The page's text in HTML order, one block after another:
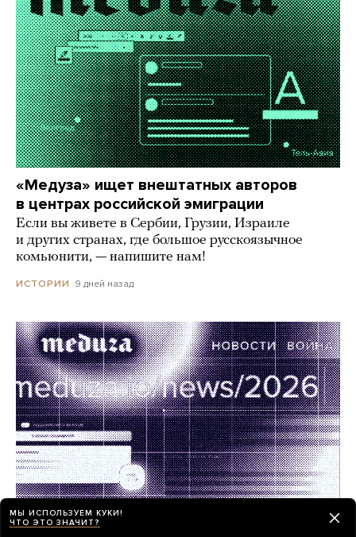
«Медуза» ищет внештатных авторов
в центрах российской эмиграции
Если вы живете в Сербии, Грузии, Израиле
и других странах, где большое русскоязычное
комьюнити, — напишите нам!
ИСТОРИИ 9 дней назад
МЫ ИСПОЛЬЗУЕМ КУКИ!
ЧТО ЭТО ЗНАЧИТ?